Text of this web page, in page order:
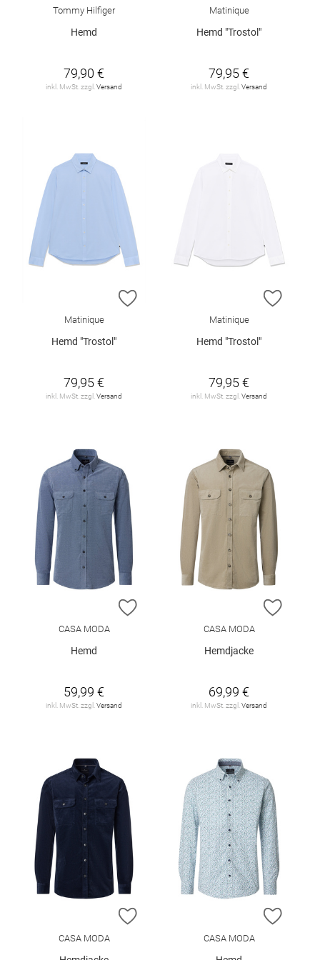
Tommy Hilfiger
Hemd
79,90 €
inkl. MwSt. zzgl. Versand
Matinique
Hemd "Trostol"
79,95 €
inkl. MwSt. zzgl. Versand
ZUR WUNSCHLISTE HINZUFÜGEN
Matinique
Hemd "Trostol"
79,95 €
inkl. MwSt. zzgl. Versand
ZUR
Matinique
Hemd "Trostol"
79,95 €
inkl. MwSt. zzgl. Versand
ZUR WUNSCHLISTE HINZUFÜGEN
CASA MODA
Hemd
59,99 €
inkl. MwSt. zzgl. Versand
ZUR
CASA MODA
Hemdjacke
69,99 €
inkl. MwSt. zzgl. Versand
ZUR WUNSCHLISTE HINZUFÜGEN
CASA MODA
ZUR
CASA MODA